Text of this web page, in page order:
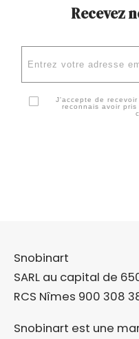
Recevez
J'accepte de
reconnais avoir
Snobinart
SARL au capital de
RCS Nîmes 900 308
Snobinart est une